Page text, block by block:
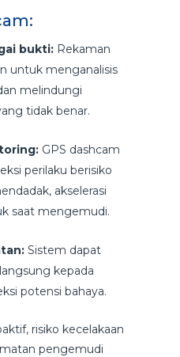
bukti:Rekaman
untuk menganalisis
melindungi
tidak benar.
GPS dashcam
perilaku berisiko
akselerasi
saat mengemudi.
Sistem dapat
kepada
potensi bahaya.
risiko kecelakaan
pengemudi